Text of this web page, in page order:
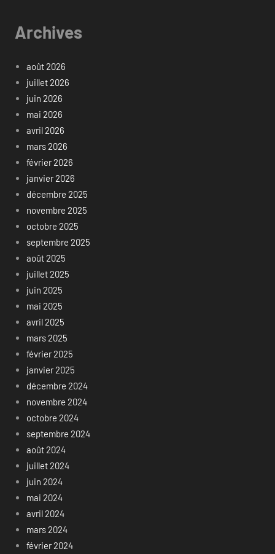
Archives
août 2026
juillet 2026
juin 2026
mai 2026
avril 2026
mars 2026
février 2026
janvier 2026
décembre 2025
novembre 2025
octobre 2025
septembre 2025
août 2025
juillet 2025
juin 2025
mai 2025
avril 2025
mars 2025
février 2025
janvier 2025
décembre 2024
novembre 2024
octobre 2024
septembre 2024
août 2024
juillet 2024
juin 2024
mai 2024
avril 2024
mars 2024
février 2024